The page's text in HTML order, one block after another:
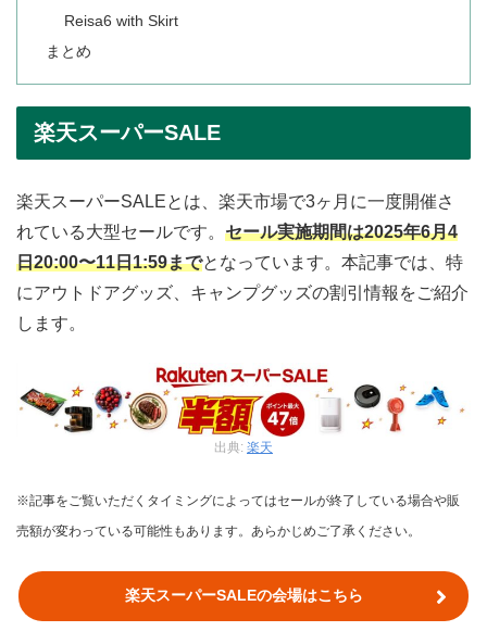
Reisa6 with Skirt
まとめ
楽天スーパーSALE
楽天スーパーSALEとは、楽天市場で3ヶ月に一度開催さ
れている大型セールです。 セール実施期間は2025年6月4
日20:00〜11日1:59までとなっています。本記事では、特
にアウトドアグッズ、キャンプグッズの割引情報をご紹介
します。
出典: 楽天
※記事をご覧いただくタイミングによってはセールが終了している場合や販
売額が変わっている可能性もあります。あらかじめご了承ください。
楽天スーパーSALEの会場はこちら